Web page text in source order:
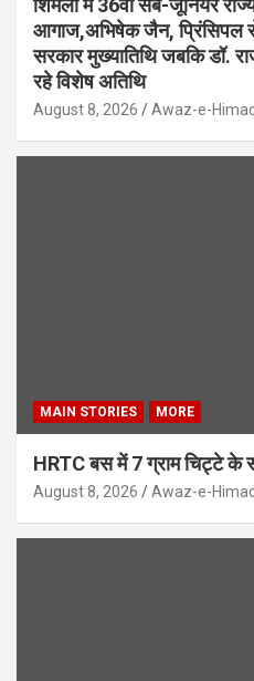
शिमला में 36वीं सब-जूनियर
आगाज,अभिषेक जैन, प्रिंसिपल
सरकार मुख्यातिथि जबकि डॉ.
रहे विशेष अतिथि
August 8, 2026 Awaz-e-
MAIN STORIES MORE
HRTC बस में 7 ग्राम चिट्टे के
August 8, 2026 Awaz-e-